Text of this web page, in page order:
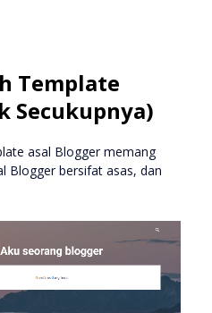
Template
Secukupnya)
asal Blogger memang
Blogger bersifat asas, dan